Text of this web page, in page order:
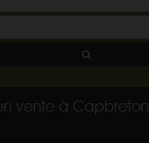
vente à Capbreton